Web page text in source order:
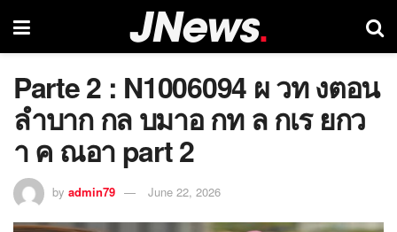
Parte 2 : N1006094 ผ วท งตอน
ลำบาก กล บมาอ กท ล กเร ยกว
า ค ณอา part 2
by admin79 June 22, 2026